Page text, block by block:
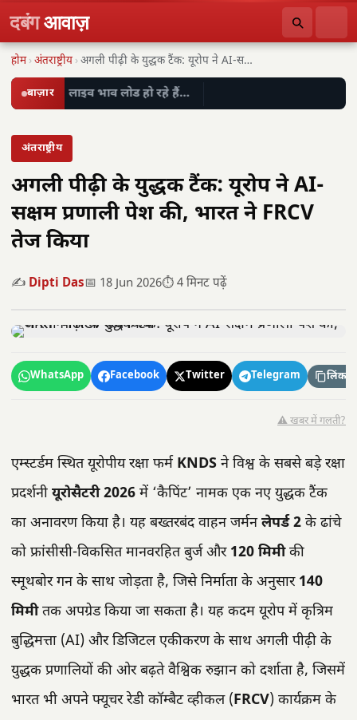
दबंगआवाज़
होम ›अंतराष्ट्रीय › अगली पीढ़ी के युद्धक टैंक: यूरोप ने AI-सक्षम…
बाज़ार लाइव भाव लोड हो रहे हैं…
अंतराष्ट्रीय
अगली पीढ़ी के युद्धक टैंक: यूरोप ने AI-
सक्षम प्रणाली पेश की, भारत ने FRCV
तेज किया
✍️ Dipti Das📅 18 Jun 2026⏱️ 4 मिनट पढ़ें
WhatsApp Facebook Twitter Telegram लिंक
⚠️ खबर में गलती?
एम्स्टर्डम स्थित यूरोपीय रक्षा फर्म KNDS ने विश्व के सबसे बड़े रक्षा
प्रदर्शनी यूरोसैटरी 2026 में ‘कैपिंट’ नामक एक नए युद्धक टैंक
का अनावरण किया है। यह बख्तरबंद वाहन जर्मनलेपर्ड 2 के ढांचे
को फ्रांसीसी-विकसित मानवरहित बुर्ज और 120 मिमीकी
स्मूथबोर गन के साथ जोड़ता है, जिसे निर्माता के अनुसार 140
मिमीतक अपग्रेड किया जा सकता है। यह कदम यूरोप में कृत्रिम
बुद्धिमत्ता (AI) और डिजिटल एकीकरण के साथ अगली पीढ़ी के
युद्धक प्रणालियों की ओर बढ़ते वैश्विक रुझान को दर्शाता है, जिसमें
भारत भी अपने फ्यूचर रेडी कॉम्बैट व्हीकल (FRCV) कार्यक्रम के